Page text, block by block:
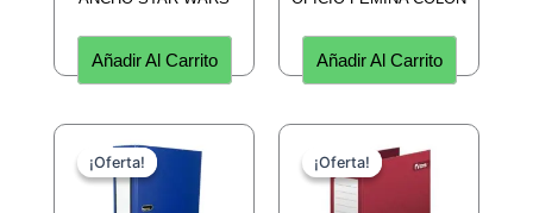
Añadir Al Carrito Añadir Al Carrito
¡Oferta!
¡Oferta! ¡Oferta!
¡Oferta!